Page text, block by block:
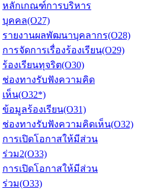
หลักเกณฑ์การบริหาร
บุคคล(O27)
รายงานผลพัฒนาบุคลากร(O28)
การจัดการเรื่องร้องเรียน(O29)
ร้องเรียนทุจริต(O30)
ช่องทางรับฟังความคิด
เห็น(O32*)
ข้อมูลร้องเรียน(O31)
ช่องทางรับฟังความคิดเห็น(O32)
การเปิดโอกาสให้มีส่วน
ร่วม2(O33)
การเปิดโอกาสให้มีส่วน
ร่วม(O33)